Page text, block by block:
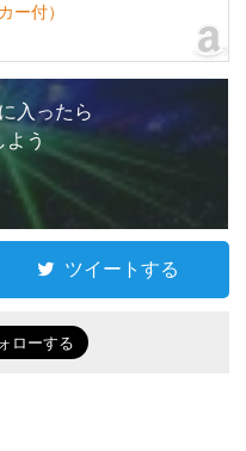
ー付）
入ったら
う
ツイートする